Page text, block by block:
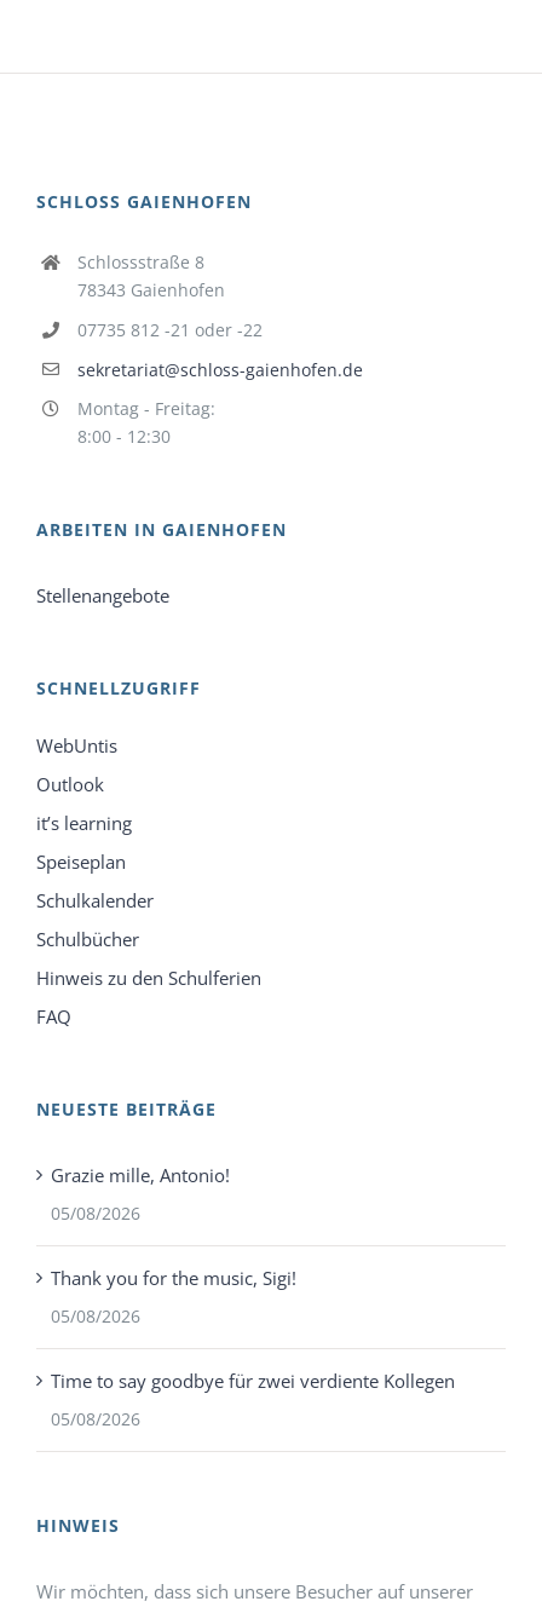
SCHLOSS GAIENHOFEN
Schlossstraße 8
78343 Gaienhofen
07735 812 -21 oder -22
sekretariat@schloss-gaienhofen.de
Montag - Freitag:
8:00 - 12:30
ARBEITEN IN GAIENHOFEN
Stellenangebote
SCHNELLZUGRIFF
WebUntis
Outlook
it’s learning
Speiseplan
Schulkalender
Schulbücher
Hinweis zu den Schulferien
FAQ
NEUESTE BEITRÄGE
Grazie mille, Antonio!
05/08/2026
Thank you for the music, Sigi!
05/08/2026
Time to say goodbye für zwei verdiente Kollegen
05/08/2026
HINWEIS
Wir möchten, dass sich unsere Besucher auf unserer